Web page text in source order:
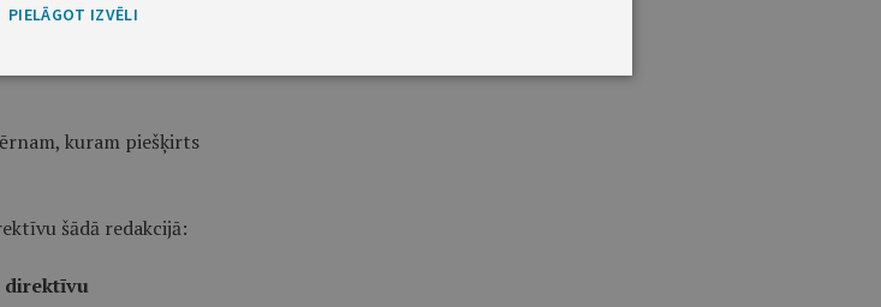
kurai piešķirts
kuram piešķirts
šādā redakcijā:
direktīvu
PIELĀGOT IZVĒLI